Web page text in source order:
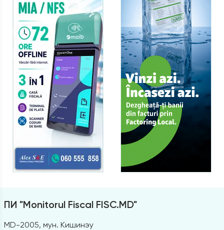
ПИ "Monitorul Fiscal FISC.MD"
MD-2005, мун. Кишинэу